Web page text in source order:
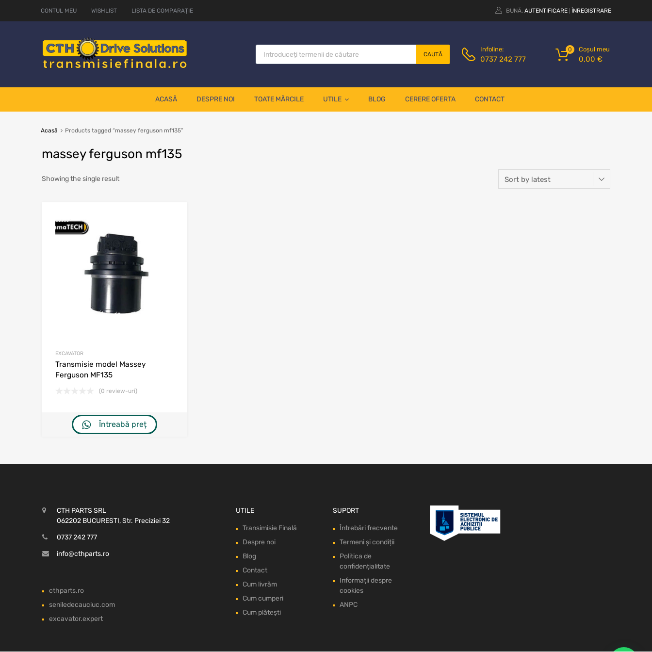
CONTUL MEU WISHLIST LISTA DE COMPARAȚIE BUNĂ. AUTENTIFICARE ÎNREGISTRARE
CAUTĂ
Infoline:
0737 242 777
Coșul meu
0,00 €
0
ACASĂ DESPRE NOI TOATE MĂRCILE UTILE BLOG CERERE OFERTA CONTACT
Acasă Products tagged “massey ferguson mf135”
massey ferguson mf135
Showing the single result
EXCAVATOR
Transmisie model Massey
Ferguson MF135
(0 review-uri)
Întreabă preț
CTH PARTS SRL
062202 BUCURESTI, Str. Preciziei 32
0737 242 777
info@cthparts.ro
cthparts.ro
seniledecauciuc.com
excavator.expert
UTILE
Transimisie Finală
Despre noi
Blog
Contact
Cum livrăm
Cum cumperi
Cum plătești
SUPORT
Întrebări frecvente
Termeni și condiții
Politica de
confidențialitate
Informații despre
cookies
ANPC